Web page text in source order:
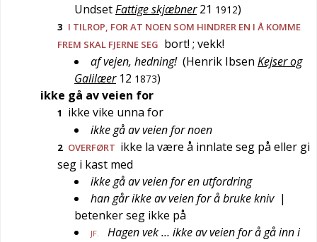
UndsetFattige skjæbner 21 1912)
3 I TILROP, FOR AT NOEN SOM HINDRER EN I Å KOMME
FREM SKAL FJERNE SEG bort! ; vekk!
af vejen, hedning! (Henrik Ibsen Kejser og
Galilæer 12 1873)
ikke gå av veien for
1
ikke vike unna for
ikke gå av veien for noen
2 OVERFØRT ikke la være å innlate seg på eller gi
seg i kast med
ikke gå av veien for en utfordring
han går ikke av veien for å bruke kniv |
betenker seg ikke på
JF.
Hagen vek … ikke av veien for å gå inn i